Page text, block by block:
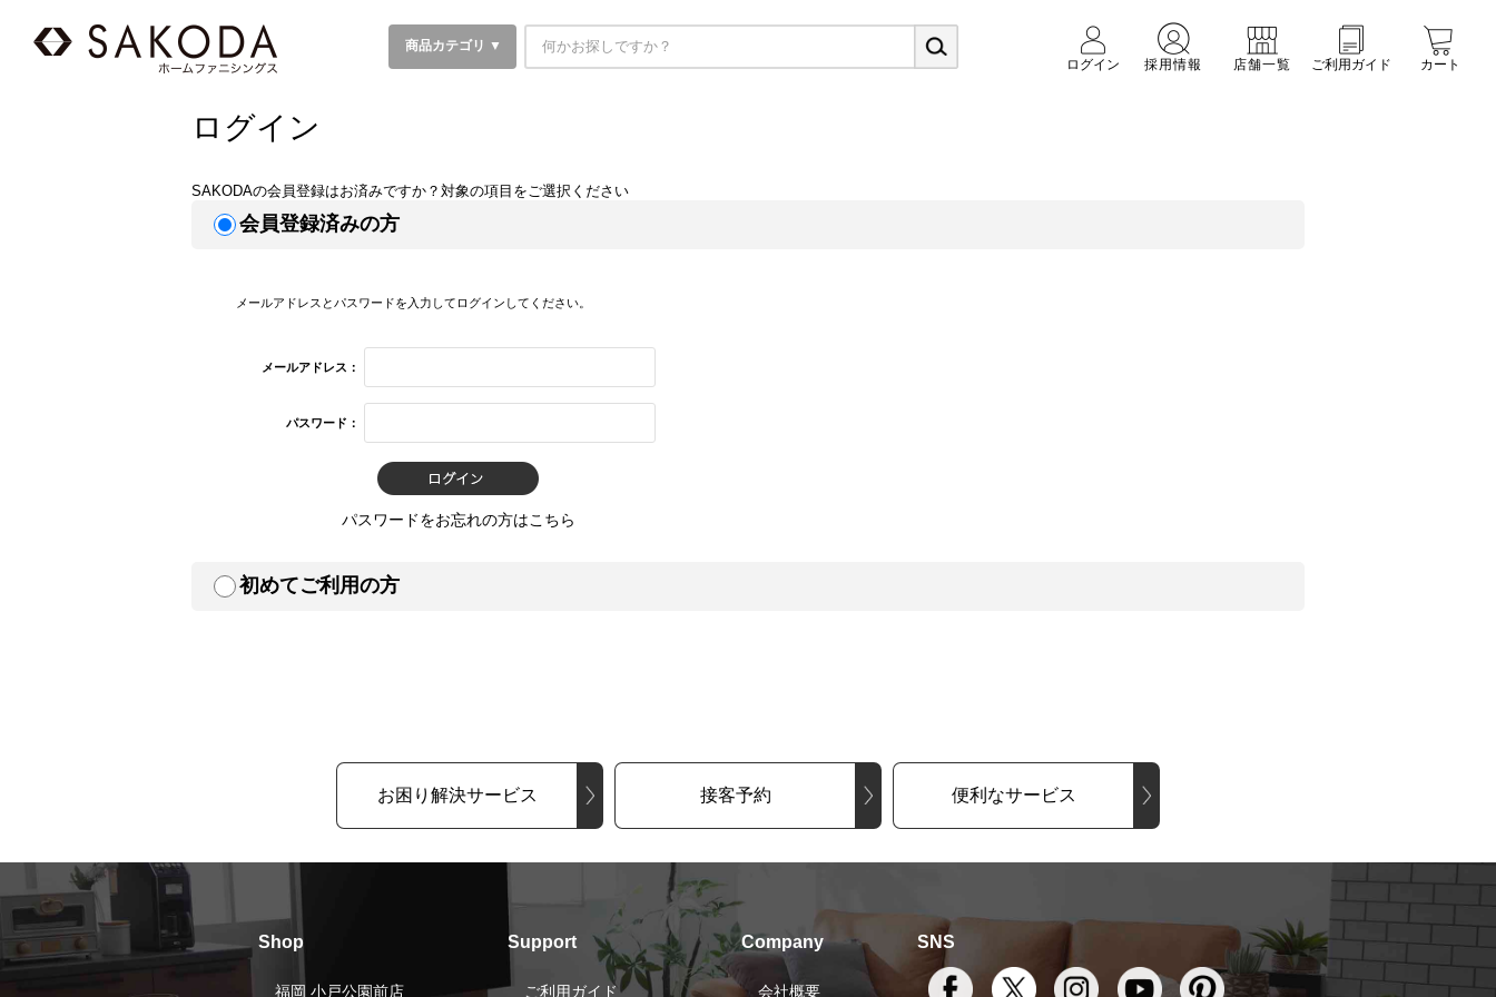
商品カテゴリ ▼
ログイン
採用情報 店舗一覧 ご利用ガイド カート
ログイン
SAKODAの会員登録はお済みですか？対象の項目をご選択ください
会員登録済みの方
メールアドレスとパスワードを入力してログインしてください。
メールアドレス：
パスワード：
パスワードをお忘れの方はこちら
初めてご利用の方
お困り解決サービス 接客予約 便利なサービス
Shop
福岡 小戸公園前店
Support
ご利用ガイド
Company
会社概要
SNS